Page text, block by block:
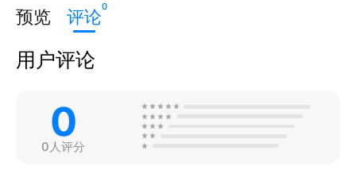
预览 评论0
用户评论
0
0人评分